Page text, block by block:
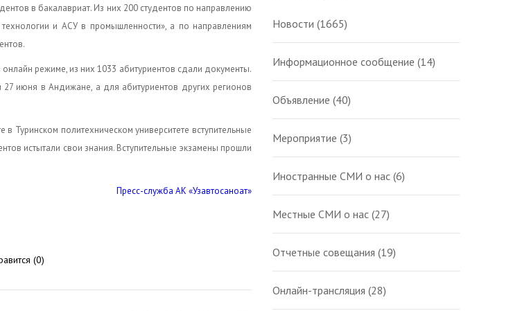
в бакалавриат. Из них 200 студентов по направлению
и АСУ в промышленности», а по направлениям
режиме, из них 1033 абитуриентов сдали документы.
июня в Андижане, а для абитуриентов других регионов
Туринском политехническом университете вступительные
истытали свои знания. Вступительные экзамены прошли
Пресс-служба АК «Узавтосаноат»
(0)
Новости (1665)
Информационное сообщение (14)
Объявление (40)
Мероприятие (3)
Иностранные СМИ о нас (6)
Местные СМИ о нас (27)
Отчетные совещания (19)
Онлайн-трансляция (28)